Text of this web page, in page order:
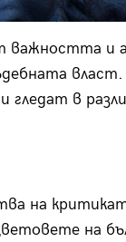
важността и
гледат в
на
на